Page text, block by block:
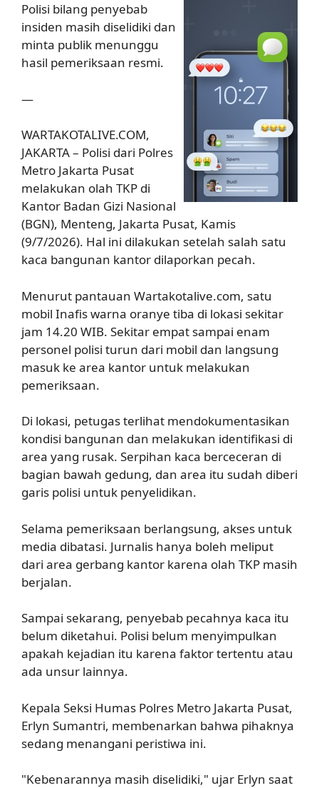
Polisi bilang penyebab
insiden masih diselidiki dan
minta publik menunggu
hasil pemeriksaan resmi.
—
WARTAKOTALIVE.COM,
JAKARTA – Polisi dari Polres
Metro Jakarta Pusat
melakukan olah TKP di
Kantor Badan Gizi Nasional
(BGN), Menteng, Jakarta Pusat, Kamis
(9/7/2026). Hal ini dilakukan setelah salah satu
kaca bangunan kantor dilaporkan pecah.
Menurut pantauan Wartakotalive.com, satu
mobil Inafis warna oranye tiba di lokasi sekitar
jam 14.20 WIB. Sekitar empat sampai enam
personel polisi turun dari mobil dan langsung
masuk ke area kantor untuk melakukan
pemeriksaan.
Di lokasi, petugas terlihat mendokumentasikan
kondisi bangunan dan melakukan identifikasi di
area yang rusak. Serpihan kaca berceceran di
bagian bawah gedung, dan area itu sudah diberi
garis polisi untuk penyelidikan.
Selama pemeriksaan berlangsung, akses untuk
media dibatasi. Jurnalis hanya boleh meliput
dari area gerbang kantor karena olah TKP masih
berjalan.
Sampai sekarang, penyebab pecahnya kaca itu
belum diketahui. Polisi belum menyimpulkan
apakah kejadian itu karena faktor tertentu atau
ada unsur lainnya.
Kepala Seksi Humas Polres Metro Jakarta Pusat,
Erlyn Sumantri, membenarkan bahwa pihaknya
sedang menangani peristiwa ini.
"Kebenarannya masih diselidiki," ujar Erlyn saat